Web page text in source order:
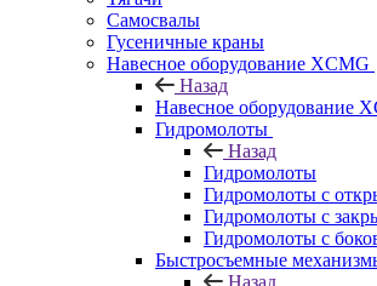
Самосвалы
Гусеничные краны
Навесное оборудование XCMG
Назад
Навесное оборудование
Гидромолоты
Назад
Гидромолоты
Гидромолоты с
Гидромолоты с
Гидромолоты с
Быстросъемные
Назад